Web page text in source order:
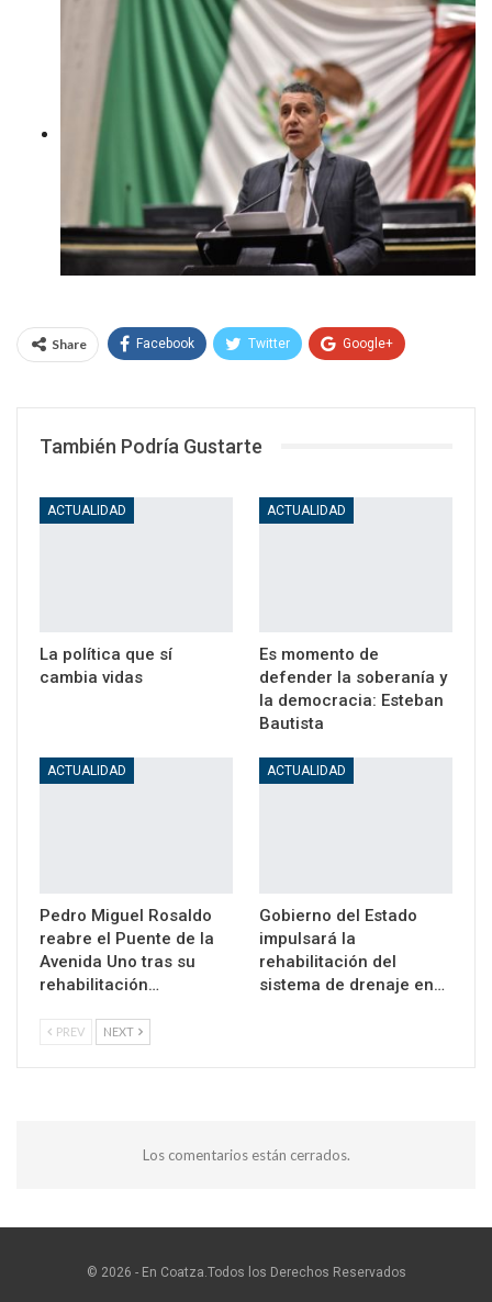
Share Facebook Twitter Google+
También Podría Gustarte
ACTUALIDAD
La política que sí
cambia vidas
ACTUALIDAD
Es momento de
defender la soberanía y
la democracia: Esteban
Bautista
ACTUALIDAD
Pedro Miguel Rosaldo
reabre el Puente de la
Avenida Uno tras su
rehabilitación…
ACTUALIDAD
Gobierno del Estado
impulsará la
rehabilitación del
sistema de drenaje en…
PREV NEXT
Los comentarios están cerrados.
© 2026 - En Coatza.Todos los Derechos Reservados